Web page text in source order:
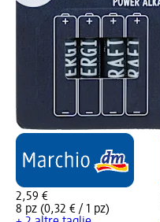
2,59 €
8 pz (0,32 € / 1 pz)